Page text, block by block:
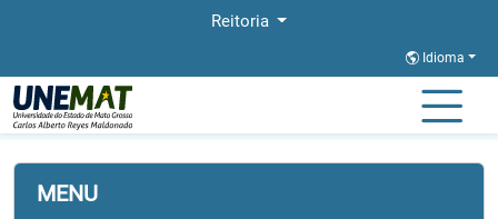
Reitoria
Idioma
Página Inicial
MENU